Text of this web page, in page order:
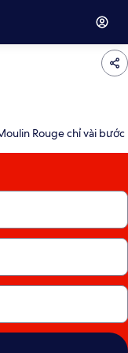
Rouge chỉ vài bước